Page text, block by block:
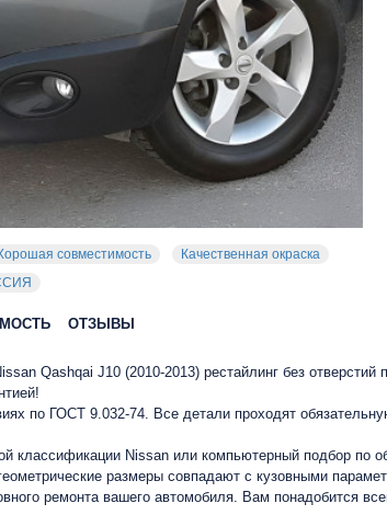
совместимость
Качественная окраска
ОТЗЫВЫ
Qashqai J10 (2010-2013) рестайлинг без отверстий
по ГОСТ 9.032-74. Все детали проходят
классификации Nissan или компьютерный подбор по
размеры совпадают с кузовными
ремонта вашего автомобиля. Вам понадобится